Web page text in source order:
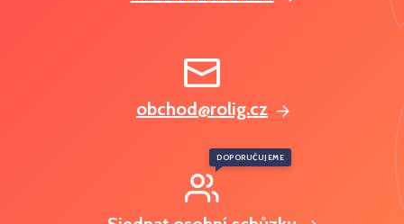
obchod@rolig.cz
DOPORUČUJEME